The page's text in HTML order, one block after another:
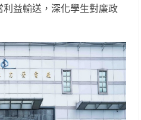
益輸送，深化學生對廉政